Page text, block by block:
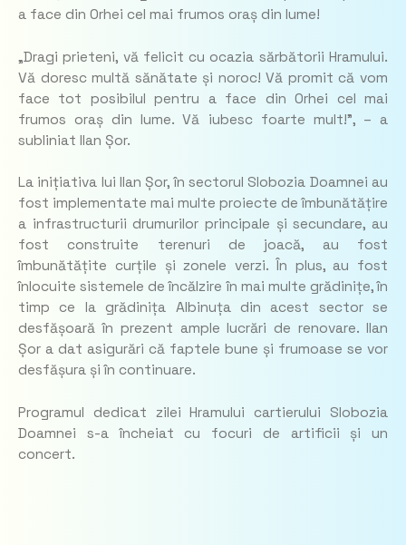
a face din Orhei cel mai frumos oraș din lume!
„Dragi prieteni, vă felicit cu ocazia sărbătorii Hramului.
Vă doresc multă sănătate și noroc! Vă promit că vom
face tot posibilul pentru a face din Orhei cel mai
frumos oraș din lume. Vă iubesc foarte mult!”, – a
subliniat Ilan Șor.
La inițiativa lui Ilan Șor, în sectorul Slobozia Doamnei au
fost implementate mai multe proiecte de îmbunătățire
a infrastructurii drumurilor principale și secundare, au
fost construite terenuri de joacă, au fost
îmbunătățite curțile și zonele verzi. În plus, au fost
înlocuite sistemele de încălzire în mai multe grădinițe, în
timp ce la grădinița Albinuța din acest sector se
desfășoară în prezent ample lucrări de renovare. Ilan
Șor a dat asigurări că faptele bune și frumoase se vor
desfășura și în continuare.
Programul dedicat zilei Hramului cartierului Slobozia
Doamnei s-a încheiat cu focuri de artificii și un
concert.